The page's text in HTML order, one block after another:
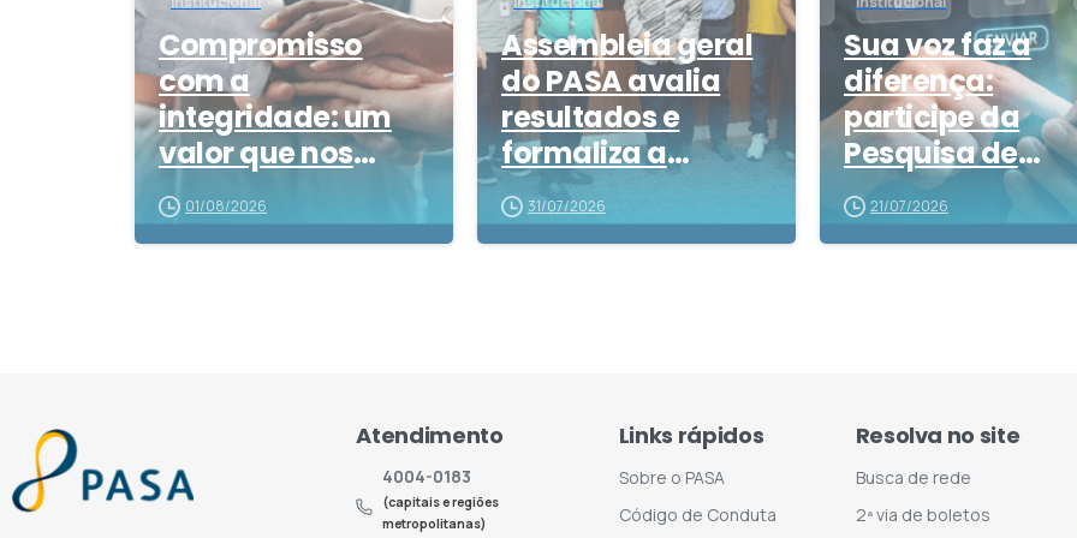
Compromisso
com a
integridade: um
valor que nos
orienta
01/08/2026
Assembleia geral
do PASA avalia
resultados e
formaliza a
eleição da nova
conselheira
31/07/2026
Sua voz faz a
diferença:
participe da
Pesquisa de
Satisfação 2026
21/07/2026
Atendimento
4004-0183
(capitais e regiões
metropolitanas)
Links rápidos
Sobre o PASA
Código de Conduta
Resolva no site
Busca de rede
2ª via de boletos